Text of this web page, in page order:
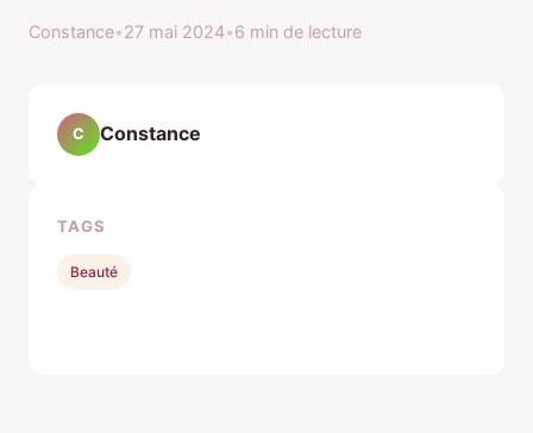
Constance•27 mai 2024•6 min de lecture
C Constance
TAGS
Beauté